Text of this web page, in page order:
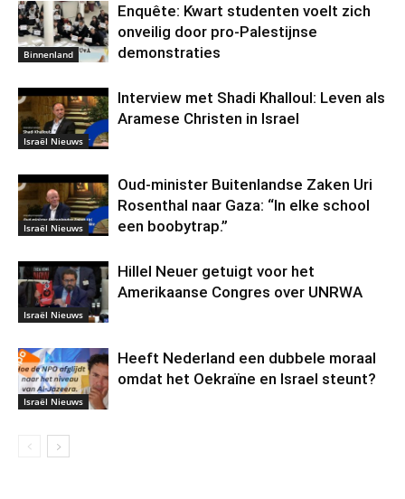
Binnenland
Enquête: Kwart studenten voelt zich
onveilig door pro-Palestijnse
demonstraties
Israël Nieuws
Interview met Shadi Khalloul: Leven als
Aramese Christen in Israel
Israël Nieuws
Oud-minister Buitenlandse Zaken Uri
Rosenthal naar Gaza: “In elke school
een boobytrap.”
Israël Nieuws
Hillel Neuer getuigt voor het
Amerikaanse Congres over UNRWA
Israël Nieuws
Heeft Nederland een dubbele moraal
omdat het Oekraïne en Israel steunt?